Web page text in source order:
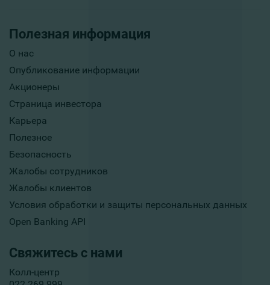
Полезная информация
О нас
Опубликование информации
Акционеры
Страница инвестора
Карьера
Полезное
Безопасность
Жалобы сотрудников
Жалобы клиентов
Условия обработки и защиты персональных данных
Open Banking API
Свяжитесь с нами
Колл-центр